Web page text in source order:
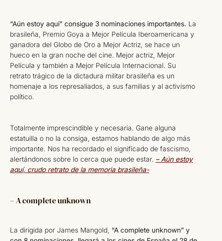
“Aún estoy aquí” consigue 3 nominaciones importantes. La
brasileña, Premio Goya a Mejor Película Iberoamericana y
ganadora del Globo de Oro a Mejor Actriz, se hace un
hueco en la gran noche del cine. Mejor actriz, Mejor
Película y también a Mejor Película Internacional. Su
retrato trágico de la dictadura militar brasileña es un
homenaje a los represaliados, a sus familias y al activismo
político.
Totalmente imprescindible y necesaria. Gane alguna
estatuilla o no la consiga, estamos hablando de algo más
importante. Nos ha recordado el significado de fascismo,
alertándonos sobre lo cerca que puede estar. – Aún estoy
aquí, crudo retrato de la memoria brasileña-
– A complete unknown
La dirigida por James Mangold, “A complete unknown” y